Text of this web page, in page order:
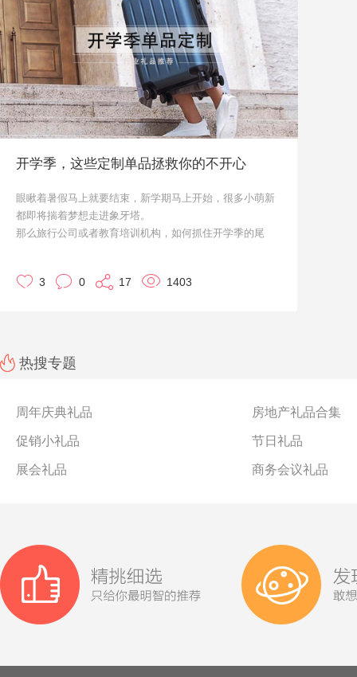
设计和排版。我们已经为上万家企业定制促销礼品，凭借
专业的促销礼品定制优势，为您提供优质的帆布袋定制。
无论是在款式上还是印刷工艺上，都是行业内最优质的。
开学季，这些定制单品拯救你的不开心
眼瞅着暑假马上就要结束，新学期马上开始，很多小萌新
都即将揣着梦想走进象牙塔。
那么旅行公司或者教育培训机构，如何抓住开学季的尾
制，欢迎咨询噢！
3 0 17 1403
热搜专题
周年庆典礼品 房地产礼品合集
促销小礼品 节日礼品
展会礼品 商务会议礼品